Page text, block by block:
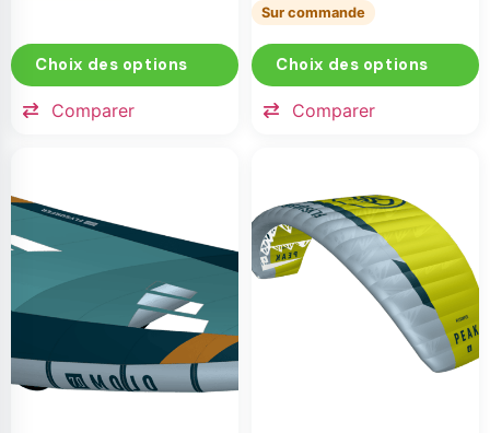
Choix des options
Comparer
Sur commande
Choix des options
Comparer